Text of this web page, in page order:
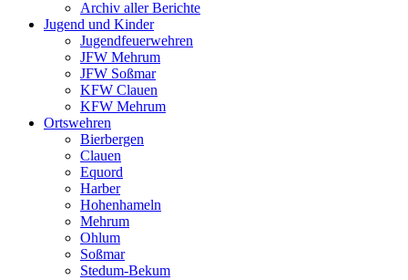
Archiv aller Berichte
Jugend und Kinder
Jugendfeuerwehren
JFW Mehrum
JFW Soßmar
KFW Clauen
KFW Mehrum
Ortswehren
Bierbergen
Clauen
Equord
Harber
Hohenhameln
Mehrum
Ohlum
Soßmar
Stedum-Bekum